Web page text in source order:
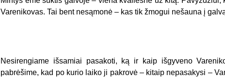
Varenikovas. Tai bent nesąmonė – kas tik žmogui nešauna į
Nesirengiame išsamiai pasakoti, ką ir kaip išgyveno
pabrėšime, kad po kurio laiko ji pakrovė – kitaip nepasakysi –